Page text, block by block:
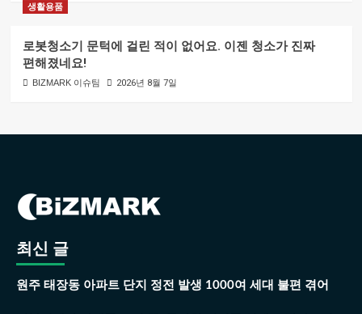
생활용품
로봇청소기 문턱에 걸린 적이 없어요. 이젠 청소가 진짜
편해졌네요!
BIZMARK 이슈팀 2026년 8월 7일
최신 글
원주 태장동 아파트 단지 정전 발생 1000여 세대 불편 겪어